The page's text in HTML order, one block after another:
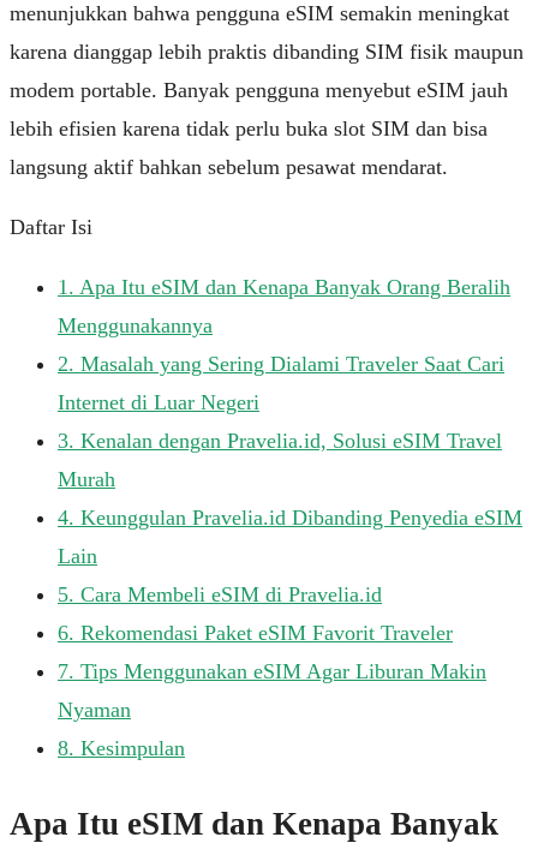
menunjukkan bahwa pengguna eSIM semakin meningkat
karena dianggap lebih praktis dibanding SIM fisik maupun
modem portable. Banyak pengguna menyebut eSIM jauh
lebih efisien karena tidak perlu buka slot SIM dan bisa
langsung aktif bahkan sebelum pesawat mendarat.
Daftar Isi
1. Apa Itu eSIM dan Kenapa Banyak Orang Beralih
Menggunakannya
2. Masalah yang Sering Dialami Traveler Saat Cari
Internet di Luar Negeri
3. Kenalan dengan Pravelia.id, Solusi eSIM Travel
Murah
4. Keunggulan Pravelia.id Dibanding Penyedia eSIM
Lain
5. Cara Membeli eSIM di Pravelia.id
6. Rekomendasi Paket eSIM Favorit Traveler
7. Tips Menggunakan eSIM Agar Liburan Makin
Nyaman
8. Kesimpulan
Apa Itu eSIM dan Kenapa Banyak